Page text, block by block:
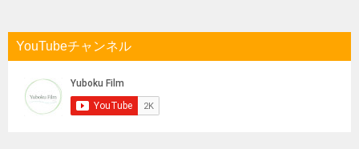
YouTubeチャンネル